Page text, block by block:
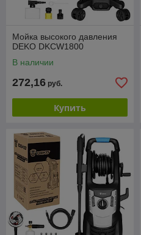
Мойка высокого давления
DEKO DKCW1800
В наличии
272,16 руб.
Купить